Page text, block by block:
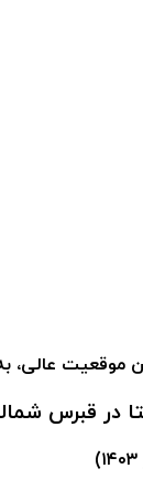
موقعیت عالی،
در قبرس